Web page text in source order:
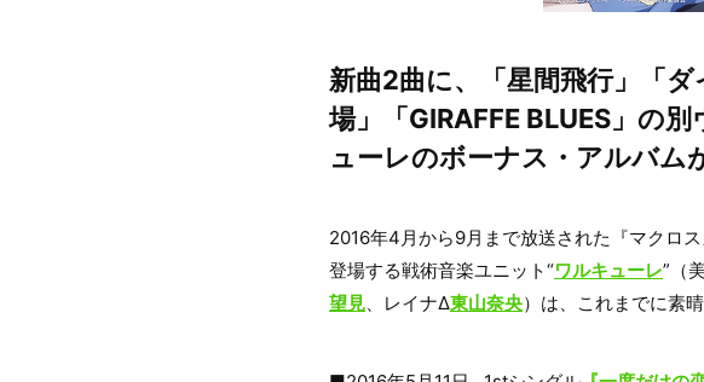
新曲2曲に、「星間飛行」「
場」「GIRAFFE BLUES」の
ューレのボーナス・アルバム
2016年4月から9月まで放送された『マクロ
登場する戦術音楽ユニット“ワルキューレ”（
望見、レイナΔ東山奈央）は、これまでに素